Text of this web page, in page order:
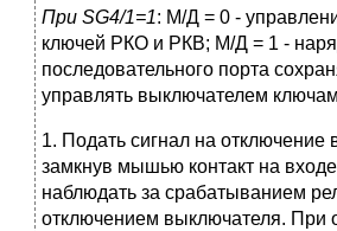
При SG4/1=1: М/Д = 0 -
ключей РКО и РКВ; М/Д = 1 -
последовательного порта
управлять выключателем
1. Подать сигнал на отключение
замкнув мышью контакт на
наблюдать за срабатыванием
отключением выключателя. При